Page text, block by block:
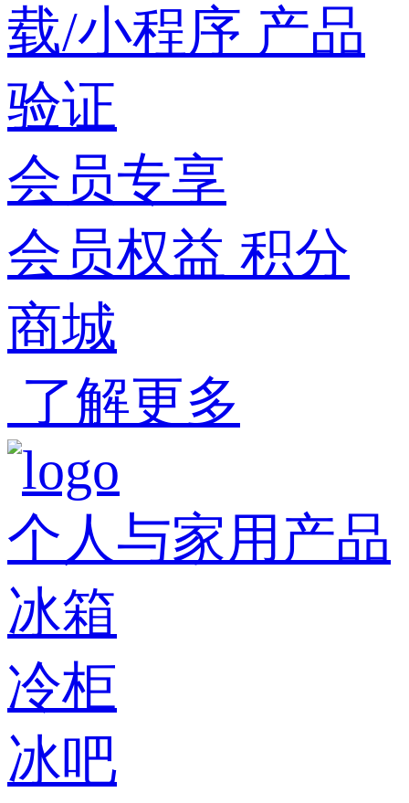
载/小程序 产品
验证
会员专享
会员权益 积分
商城
了解更多
个人与家用产品
冰箱
冷柜
冰吧